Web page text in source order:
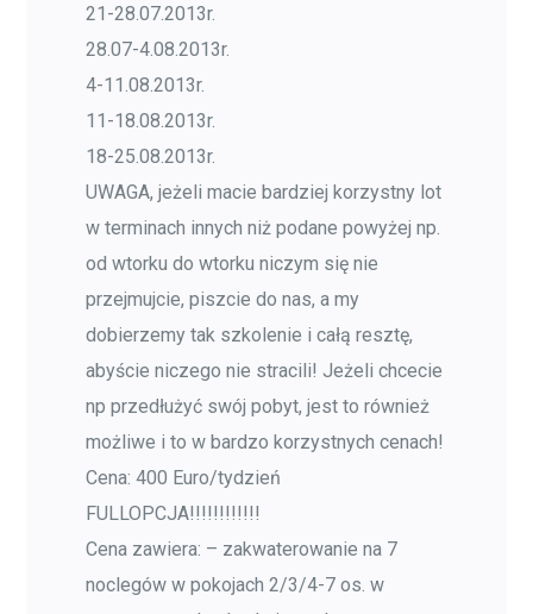
21-28.07.2013r.
28.07-4.08.2013r.
4-11.08.2013r.
11-18.08.2013r.
18-25.08.2013r.
UWAGA, jeżeli macie bardziej korzystny lot
w terminach innych niż podane powyżej np.
od wtorku do wtorku niczym się nie
przejmujcie, piszcie do nas, a my
dobierzemy tak szkolenie i całą resztę,
abyście niczego nie stracili! Jeżeli chcecie
np przedłużyć swój pobyt, jest to również
możliwe i to w bardzo korzystnych cenach!
Cena: 400 Euro/tydzień
FULLOPCJA!!!!!!!!!!!!
Cena zawiera: – zakwaterowanie na 7
noclegów w pokojach 2/3/4-7 os. w